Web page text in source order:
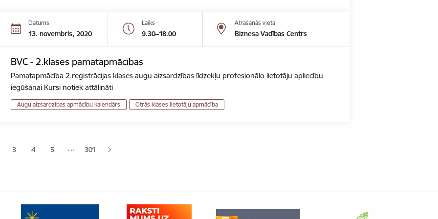
Datums
13. novembris, 2020
Laiks
9.30–18.00
Atrašanās vieta
Biznesa Vadības Centrs
BVC - 2.klases pamatapmācības
Pamatapmācība 2.reģistrācijas klases augu aizsardzības līdzekļu profesionālo lietotāju apliecību
iegūšanai Kursi notiek attālināti
Augu aizsardzības apmācību kalendārs Otrās klases lietotāju apmācība
lapaLapa
3 Lapa
4 Lapa
5 … 301